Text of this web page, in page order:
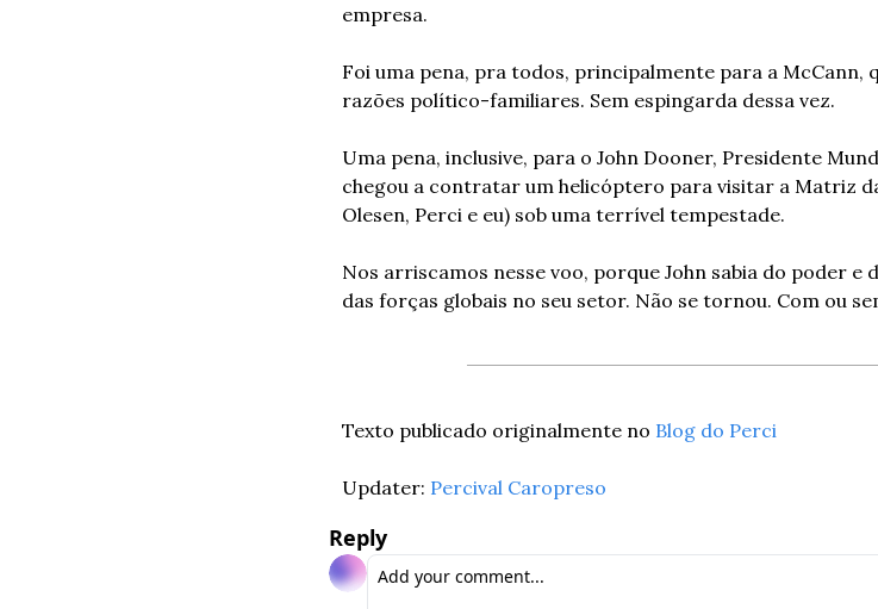
empresa.
Foi uma pena, pra todos, principalmente para a McCann,
razões político-familiares. Sem espingarda dessa vez.
Uma pena, inclusive, para o John Dooner, Presidente
chegou a contratar um helicóptero para visitar a Matriz
Olesen, Perci e eu) sob uma terrível tempestade.
Nos arriscamos nesse voo, porque John sabia do poder
das forças globais no seu setor. Não se tornou. Com ou
Texto publicado originalmente no Blog do Perci
Updater: Percival Caropreso
Reply